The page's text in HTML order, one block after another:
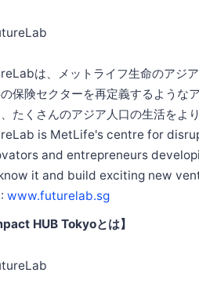
は、メットライフ生命のアジア
保険セクターを再定義するような
たくさんのアジア人口の生活をよ
is MetLife's centre for
and entrepreneurs
it and build exciting new
www.futurelab.sg
HUB Tokyoとは】